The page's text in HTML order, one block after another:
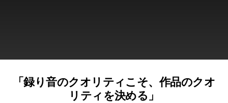
「録り音のクオリティこそ、作品のクオ
リティを決める」